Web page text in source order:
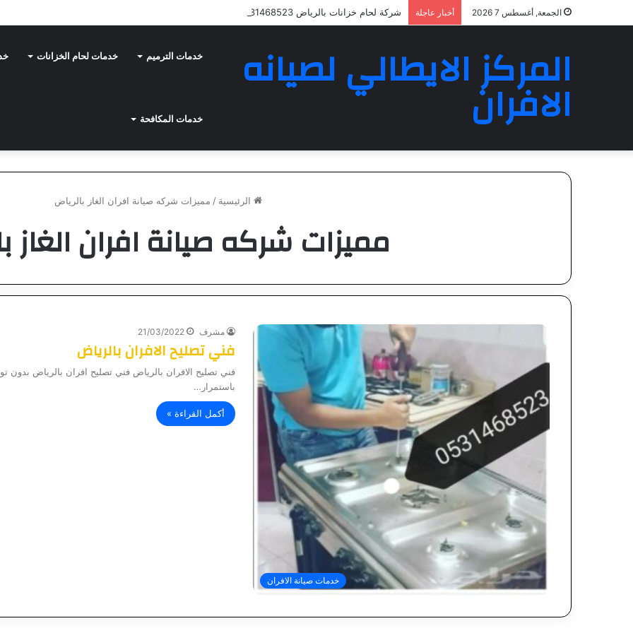
الجمعة, أغسطس 7 2026 أخبار عاجلة شركة لحام خزانات بالرياض 0531468523
المركز الايطالي لصيانه
الافران
خدمات الترميم خدمات لحام الخزانات
خدمات المكافحة
الرئيسية / مميزات شركه صيانة افران الغاز بالرياض
مميزات شركه صيانة افران الغاز
خدمات صيانة الافران
مشرف 21/03/2022
فني تصليح الافران بالرياض
فني تصليح الافران بالرياض فني تصليح افران بالرياض بدون
باستمرار…
أكمل القراءة »